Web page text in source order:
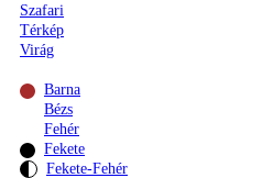
Szafari
Térkép
Virág
Barna
Bézs
Fehér
Fekete
Fekete-Fehér